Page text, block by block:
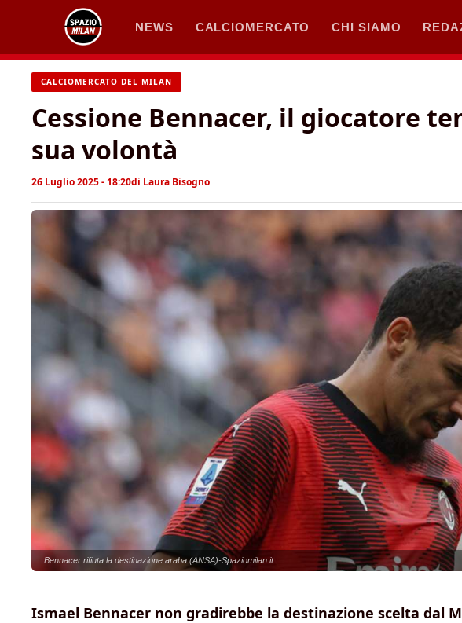
contenuto
NEWS CALCIOMERCATO CHI SIAMO
CALCIOMERCATO DEL MILAN
Cessione Bennacer, il giocatore
sua volontà
26 Luglio 2025 - 18:20di Laura Bisogno
Bennacer rifiuta la destinazione araba (ANSA)-Spaziomilan.it
Ismael Bennacer non gradirebbe la destinazione scelta dal